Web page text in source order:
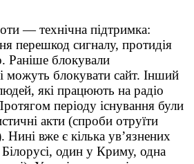
— технічна підтримка:
перешкод сигналу, протидія
Раніше блокували
можуть блокувати сайт. Інший
які працюють на радіо
періоду існування були
акти (спроби отруїти
Нині вже є кілька ув’язнених
Білорусі, один у Криму, одна